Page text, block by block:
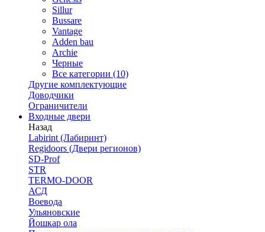
Sillur
Bussare
Vantage
Adden bau
Archie
Черные
Все категории (10)
Другие комплектующие
Доводчики
Ограничители
Входные двери
Назад
Labirint (Лабиринт)
Regidoors (Двери регионов)
SD-Prof
STR
TERMO-DOOR
АСД
Воевода
Ульяновские
Йошкар ола